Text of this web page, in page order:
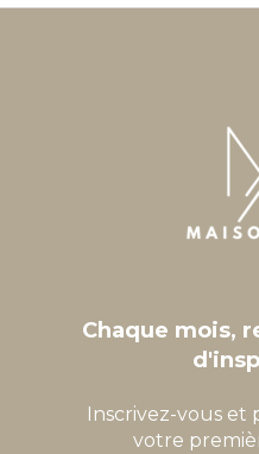
Chaque mois,
Inscrivez-vous et
votre